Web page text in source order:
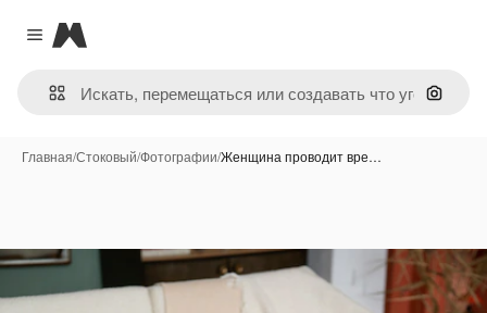
Close menu
Magnific
Поиск
Главная/Стоковый/Фотографии/Женщина проводит вре…